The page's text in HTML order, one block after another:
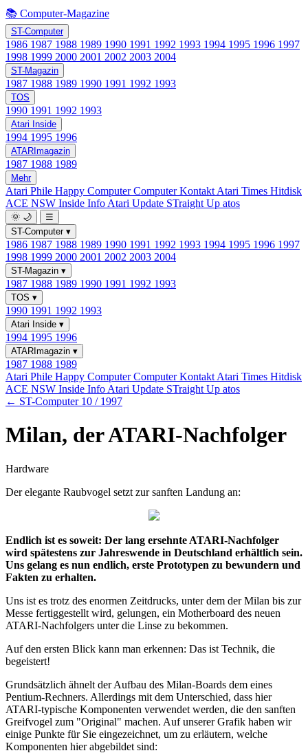
📚 Computer-Magazine
ST-Computer
1986 1987 1988 1989 1990 1991 1992 1993 1994 1995 1996 1997
1998 1999 2000 2001 2002 2003 2004
ST-Magazin
1987 1988 1989 1990 1991 1992 1993
TOS
1990 1991 1992 1993
Atari Inside
1994 1995 1996
ATARImagazin
1987 1988 1989
Mehr
Atari Phile Happy ComputerComputer Kontakt Atari Times Hitdisk
ACE NSW Inside Info Atari Update STraight Up atos
🌞 🌙
☰
ST-Computer ▾
1986 1987 1988 1989 1990 1991 1992 1993 1994 1995 1996 1997
1998 1999 2000 2001 2002 2003 2004
ST-Magazin ▾
1987 1988 1989 1990 1991 1992 1993
TOS ▾
1990 1991 1992 1993
Atari Inside ▾
1994 1995 1996
ATARImagazin ▾
1987 1988 1989
Atari Phile Happy ComputerComputer Kontakt Atari Times Hitdisk
ACE NSW Inside Info Atari Update STraight Up atos
← ST-Computer 10 / 1997
Milan, der ATARI-Nachfolger
Hardware
Der elegante Raubvogel setzt zur sanften Landung an:
Endlich ist es soweit: Der lang ersehnte ATARI-Nachfolger
wird spätestens zur Jahreswende in Deutschland erhältlich sein.
Uns gelang es nun endlich, erste Prototypen zu bewundern und
Fakten zu erhalten.
Uns ist es trotz des enormen Zeitdrucks, unter dem der Milan bis zur
Messe fertiggestellt wird, gelungen, ein Motherboard des neuen
ATARI-Nachfolgers unter die Linse zu bekommen.
Auf den ersten Blick kann man erkennen: Das ist Technik, die
begeistert!
Grundsätzlich ähnelt der Aufbau des Milan-Boards dem eines
Pentium-Rechners. Allerdings mit dem Unterschied, dass hier
ATARI-typische Komponenten verwendet werden, die den sanften
Greifvogel zum "Original" machen. Auf unserer Grafik haben wir
einige Punkte für Sie eingezeichnet, um zu erläutern, welche
Komponenten hier abgebildet sind: